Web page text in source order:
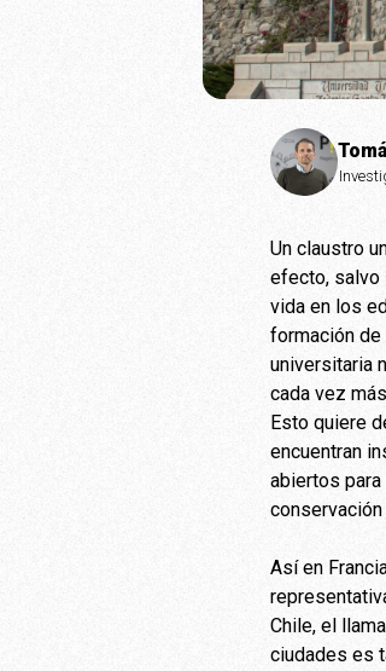
Un claustro
efecto, salvo
vida en los
formación de
universitaria
cada vez
Esto quiere
encuentran
abiertos
Así en
Chile, el
ciudades es